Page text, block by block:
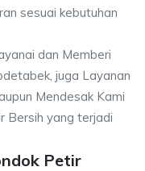
sesuai kebutuhan
dan Memberi
juga Layanan
Mendesak Kami
Bersih yang terjadi
Petir